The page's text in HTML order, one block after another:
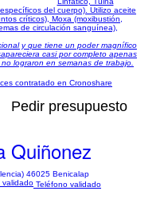
del cuerpo). Utilizo aceite
críticos), Moxa (moxibustión,
de circulación sanguínea),
y que tiene un poder magnífico
casi por completo apenas
lograron en semanas de trabajo.
contratado en Cronoshare
Pedir presupuesto
Quiñonez
46025 Benicalap
Teléfono validado